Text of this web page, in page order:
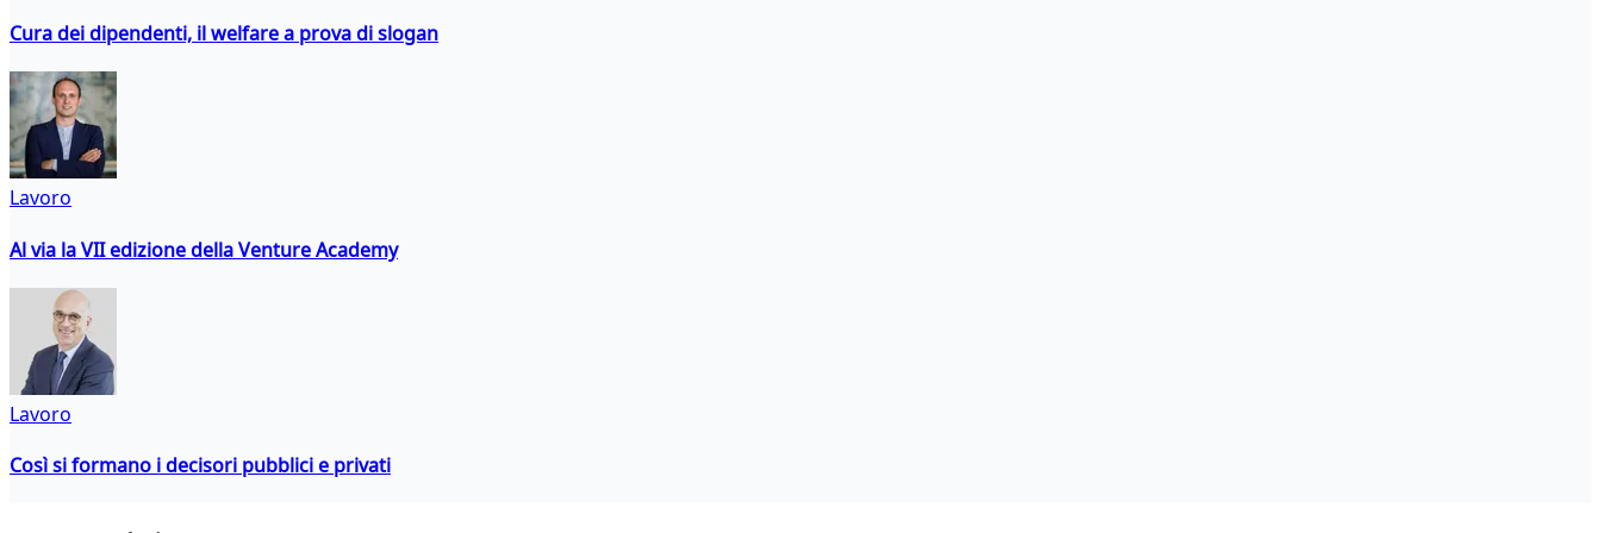
Cura dei dipendenti, il welfare a prova di slogan
Lavoro
Al via la VII edizione della Venture Academy
Lavoro
Così si formano i decisori pubblici e privati